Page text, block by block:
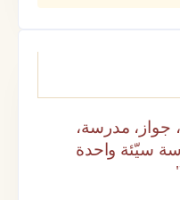
جواز، مدرسة،
سيّئة واحدة